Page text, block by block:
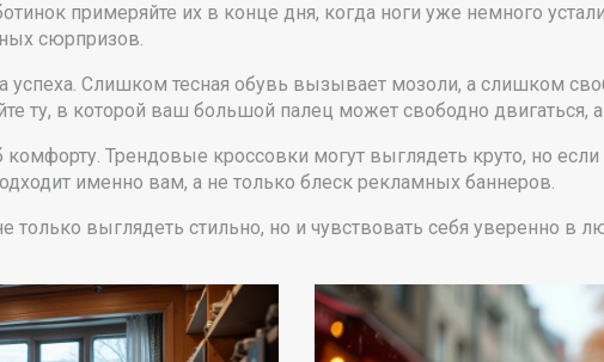
примеряйте их в конце дня, когда ноги уже немного
сюрпризов.
Слишком тесная обувь вызывает мозоли, а слишком
ту, в которой ваш большой палец может свободно двигаться, а
Трендовые кроссовки могут выглядеть круто, но
именно вам, а не только блеск рекламных баннеров.
выглядеть стильно, но и чувствовать себя уверенно в